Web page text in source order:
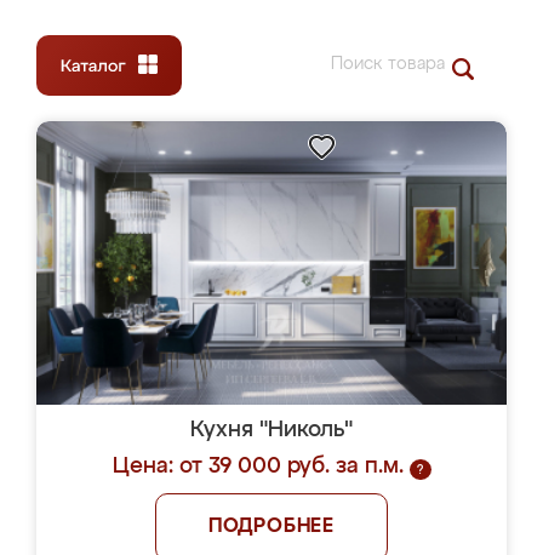
Кухня "Николь"
Цена: от 39 000 руб. за п.м.
?
ПОДРОБНЕЕ